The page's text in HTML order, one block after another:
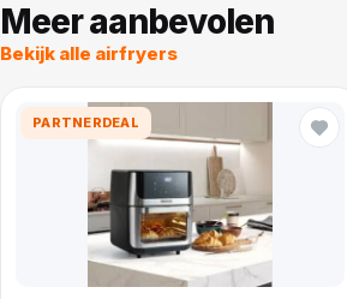
Meer aanbevolen
Bekijk alle airfryers
PARTNERDEAL